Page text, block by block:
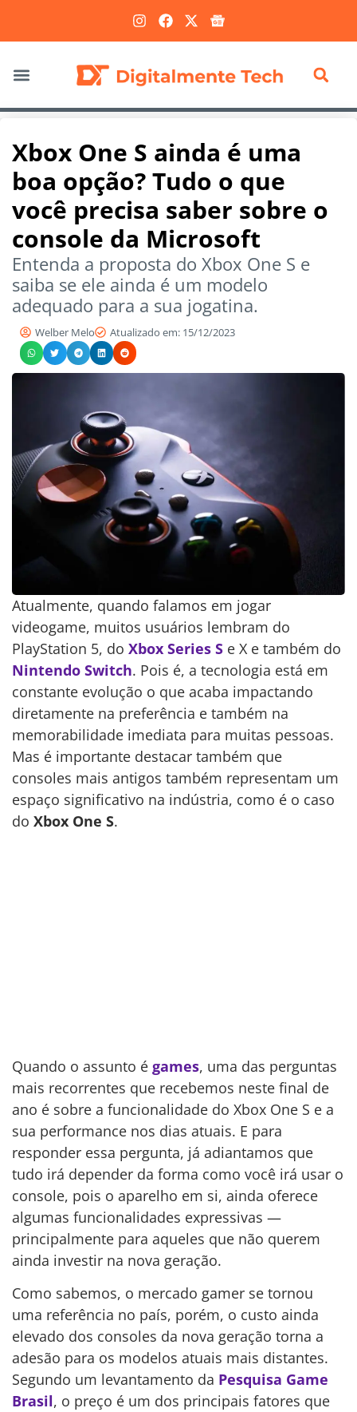
Xbox One S ainda é uma
boa opção? Tudo o que
você precisa saber sobre o
console da Microsoft
Entenda a proposta do Xbox One S e
saiba se ele ainda é um modelo
adequado para a sua jogatina.
Welber Melo Atualizado em: 15/12/2023
Atualmente, quando falamos em jogar
videogame, muitos usuários lembram do
PlayStation 5, do Xbox Series S e X e também do
Nintendo Switch. Pois é, a tecnologia está em
constante evolução o que acaba impactando
diretamente na preferência e também na
memorabilidade imediata para muitas pessoas.
Mas é importante destacar também que
consoles mais antigos também representam um
espaço significativo na indústria, como é o caso
do Xbox One S.
Quando o assunto é games, uma das perguntas
mais recorrentes que recebemos neste final de
ano é sobre a funcionalidade do Xbox One S e a
sua performance nos dias atuais. E para
responder essa pergunta, já adiantamos que
tudo irá depender da forma como você irá usar o
console, pois o aparelho em si, ainda oferece
algumas funcionalidades expressivas —
principalmente para aqueles que não querem
ainda investir na nova geração.
Como sabemos, o mercado gamer se tornou
uma referência no país, porém, o custo ainda
elevado dos consoles da nova geração torna a
adesão para os modelos atuais mais distantes.
Segundo um levantamento da Pesquisa Game
Brasil, o preço é um dos principais fatores que